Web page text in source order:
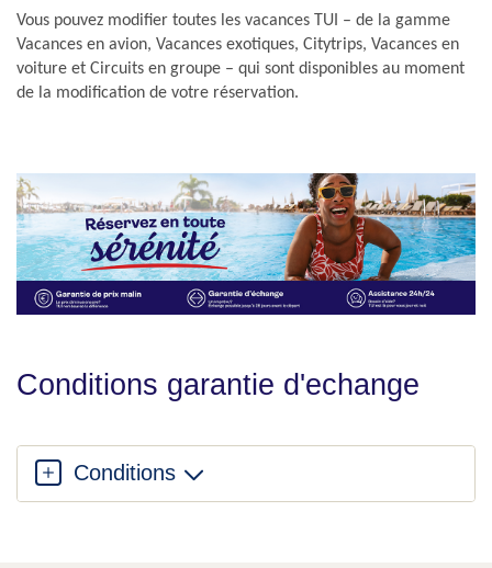
Vous pouvez modifier toutes les vacances TUI – de la gamme
Vacances en avion, Vacances exotiques, Citytrips, Vacances en
voiture et Circuits en groupe – qui sont disponibles au moment
de la modification de votre réservation.
Conditions garantie d'echange
Conditions